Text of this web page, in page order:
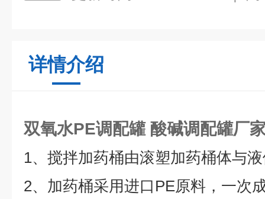
详情介绍
双氧水PE调配罐酸碱调配罐厂
1、搅拌加药桶由滚塑加药桶体与
2、加药桶采用进口PE原料，一次